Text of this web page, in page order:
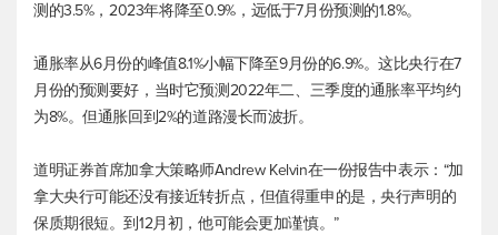
测的3.5%，2023年将降至0.9%，远低于7月份预测的1.8%。
通胀率从6月份的峰值8.1%小幅下降至9月份的6.9%。这比央行在7
月份的预测要好，当时它预测2022年二、三季度的通胀率平均约
为8%。但通胀回到2%的道路漫长而波折。
道明证券首席加拿大策略师Andrew Kelvin在一份报告中表示：“加
拿大央行可能还没有接近转折点，但值得重申的是，央行声明的
保质期很短。到12月初，他可能会更加谨慎。”